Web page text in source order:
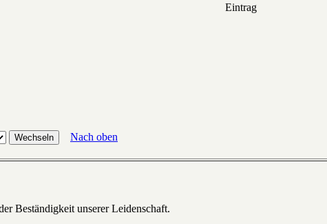
Eintrag
Nach oben
Beständigkeit unserer Leidenschaft.